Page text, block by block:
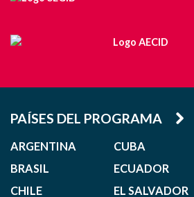
PAÍSES DEL PROGRAMA
ARGENTINA
BRASIL
CHILE
CUBA
ECUADOR
EL SALVADOR